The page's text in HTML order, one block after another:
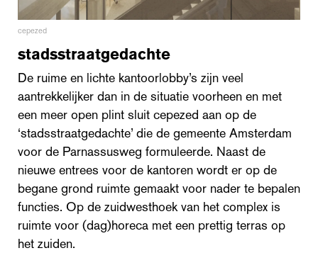
cepezed
stadsstraatgedachte
De ruime en lichte kantoorlobby’s zijn veel
aantrekkelijker dan in de situatie voorheen en met
een meer open plint sluit cepezed aan op de
‘stadsstraatgedachte’ die de gemeente Amsterdam
voor de Parnassusweg formuleerde. Naast de
nieuwe entrees voor de kantoren wordt er op de
begane grond ruimte gemaakt voor nader te bepalen
functies. Op de zuidwesthoek van het complex is
ruimte voor (dag)horeca met een prettig terras op
het zuiden.